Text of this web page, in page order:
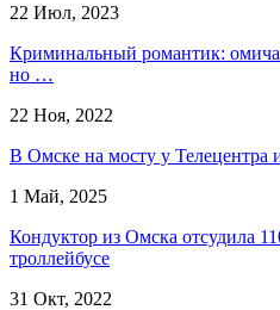
22 Июл, 2023
Криминальный романтик: омича
но …
22 Ноя, 2022
В Омске на мосту у Телецентра
1 Май, 2025
Кондуктор из Омска отсудила
троллейбусе
31 Окт, 2022